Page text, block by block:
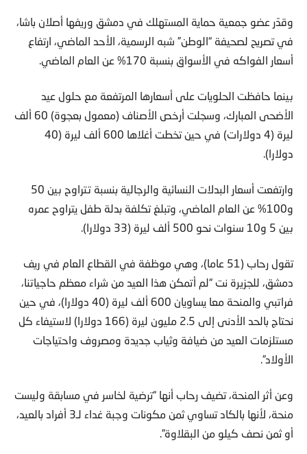
وقدّر عضو جمعية حماية المستهلك في دمشق وريفها أصلان باشا،
في تصريح لصحيفة “الوطن” شبه الرسمية، الأحد الماضي، ارتفاع
أسعار الفواكه في الأسواق بنسبة 170% عن العام الماضي.
بينما حافظت الحلويات على أسعارها المرتفعة مع حلول عيد
الأضحى المبارك، وسجلت أرخص الأصناف (معمول بعجوة) 60 ألف
ليرة (4 دولارات) في حين تخطت أغلاها 600 ألف ليرة (40
دولارا).
وارتفعت أسعار البدلات النسائية والرجالية بنسبة تتراوح بين 50
و100% عن العام الماضي، وتبلغ تكلفة بدلة طفل يتراوح عمره
بين 5 و10 سنوات نحو 500 ألف ليرة (33 دولارا).
تقول رحاب (51 عاما)، وهي موظفة في القطاع العام في ريف
دمشق، للجزيرة نت “لم أتمكن هذا العيد من شراء معظم حاجياتنا،
فراتبي والمنحة معا يساويان 600 ألف ليرة (40 دولارا)، في حين
نحتاج بالحد الأدنى إلى 2.5 مليون ليرة (166 دولارا) لاستيفاء كل
مستلزمات العيد من ضيافة وثياب جديدة ومصروف واحتياجات
الأولاد”.
وعن أثر المنحة، تضيف رحاب أنها “ترضية لخاسر في مسابقة وليست
منحة، لأنها بالكاد تساوي ثمن مكونات وجبة غداء لـ3 أفراد بالعيد،
أو ثمن نصف كيلو من البقلاوة”.